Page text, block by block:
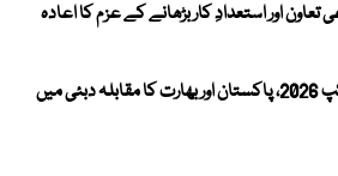
تعاون اور استعدادِ کار بڑھانے کے عزم کا اعادہ
ویمنز ایشیا کپ 2026، پاکستان اور بھارت کا مقابلہ دبئی میں